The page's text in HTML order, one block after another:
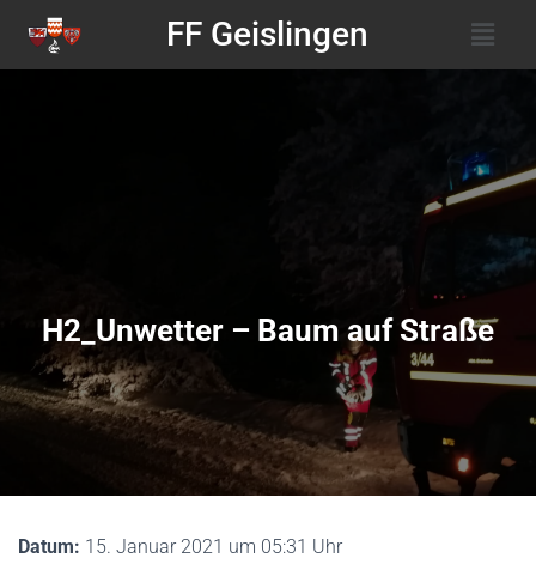
FF Geislingen
H2_Unwetter – Baum auf Straße
Datum: 15. Januar 2021 um 05:31 Uhr